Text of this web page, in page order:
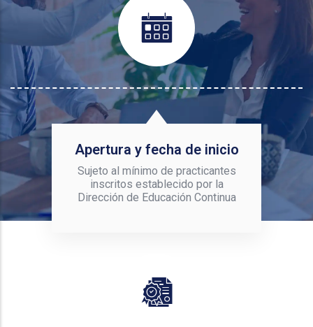
Apertura y fecha de inicio
Sujeto al mínimo de practicantes
inscritos establecido por la
Dirección de Educación Continua